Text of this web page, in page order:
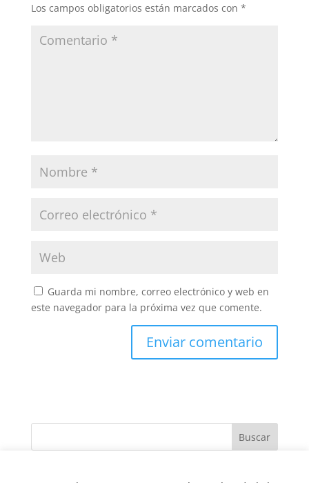
Los campos obligatorios están marcados con *
Guarda mi nombre, correo electrónico y web en
este navegador para la próxima vez que comente.